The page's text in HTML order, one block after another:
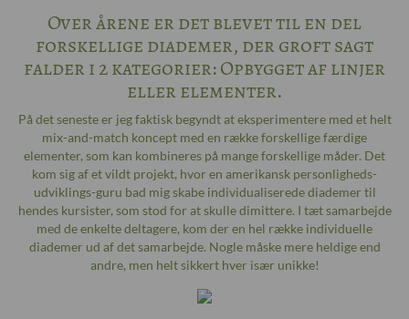
Over årene er det blevet til en del
forskellige diademer, der groft sagt
falder i 2 kategorier: Opbygget af linjer
eller elementer.
På det seneste er jeg faktisk begyndt at eksperimentere med et helt
mix-and-match koncept med en række forskellige færdige
elementer, som kan kombineres på mange forskellige måder. Det
kom sig af et vildt projekt, hvor en amerikansk personligheds-
udviklings-guru bad mig skabe individualiserede diademer til
hendes kursister, som stod for at skulle dimittere. I tæt samarbejde
med de enkelte deltagere, kom der en hel række individuelle
diademer ud af det samarbejde. Nogle måske mere heldige end
andre, men helt sikkert hver især unikke!